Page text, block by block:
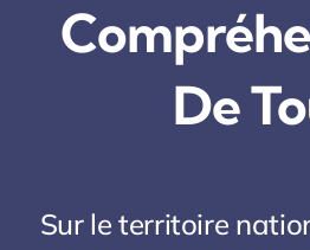
De
Sur le territoire